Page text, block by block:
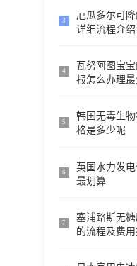
3
厄瓜多尔可
详细流程介绍
4
瓦努阿图宝
报怎么办理
5
韩国无毒生
格是多少呢
6
英国水力发
最划算
7
塞浦路斯无
的流程及费